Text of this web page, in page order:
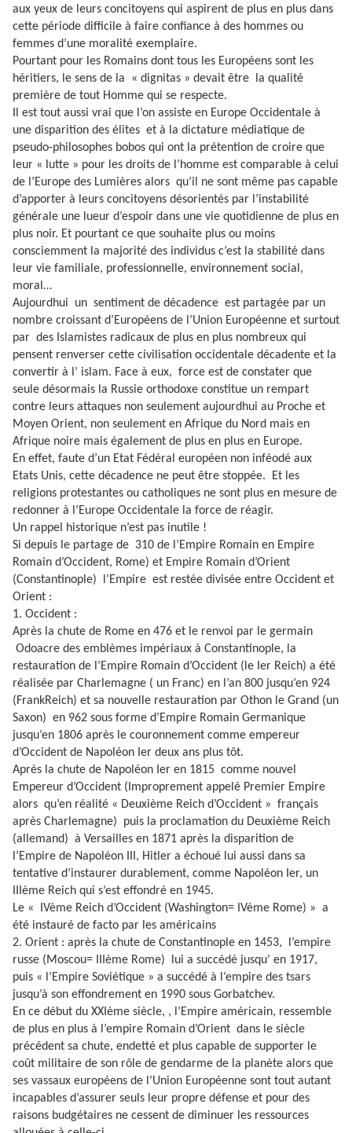
aux yeux de leurs concitoyens qui aspirent de plus en plus dans
cette période difficile à faire confiance à des hommes ou
femmes d’une moralité exemplaire.
Pourtant pour les Romains dont tous les Européens sont les
héritiers, le sens de la
« dignitas » devait être
la qualité
première de tout Homme qui se respecte.
Il est tout aussi vrai que l’on assiste en Europe Occidentale à
une disparition des élites et à la dictature médiatique de
pseudo-philosophes bobos qui ont la prétention de croire que
leur « lutte » pour les droits de l’homme est comparable à celui
de l’Europe des Lumières alors qu’il ne sont même pas capable
d’apporter à leurs concitoyens désorientés par l’instabilité
générale une lueur d’espoir dans une vie quotidienne de plus en
plus noir. Et pourtant ce que souhaite plus ou moins
consciemment la majorité des individus c’est la stabilité dans
leur vie familiale, professionnelle, environnement social,
moral…
Aujourdhui
un sentiment de décadence est partagée par un
nombre croissant d’Européens de l’Union Européenne et surtout
par des Islamistes radicaux de plus en plus nombreux qui
pensent renverser cette civilisation occidentale décadente et la
convertir à l’ islam. Face à eux, force est de constater que
seule désormais la Russie orthodoxe constitue un rempart
contre leurs attaques non seulement aujourdhui au Proche et
Moyen Orient, non seulement en Afrique du Nord mais en
Afrique noire mais également de plus en plus en Europe.
En effet, faute d’un Etat Fédéral européen non inféodé aux
Etats Unis, cette décadence ne peut être stoppée.
Et les
religions protestantes ou catholiques ne sont plus en mesure de
redonner à l’Europe Occidentale la force de réagir.
Un rappel historique n’est pas inutile !
Si depuis le partage de 310 de l’Empire Romain en Empire
Romain d’Occident, Rome) et Empire Romain d’Orient
(Constantinople)
l’Empire est restée divisée entre Occident et
Orient :
1. Occident :
Après la chute de Rome en 476 et le renvoi par le germain
Odoacre des emblèmes impériaux à Constantinople, la
restauration de l’Empire Romain d’Occident (le Ier Reich) a été
réalisée par Charlemagne ( un Franc) en l’an 800 jusqu’en 924
(FrankReich) et sa nouvelle restauration par Othon le Grand (un
Saxon) en 962 sous forme d’Empire Romain Germanique
jusqu’en 1806 après le couronnement comme empereur
d’Occident de Napoléon Ier deux ans plus tôt.
Après la chute de Napoléon Ier en 1815 comme nouvel
Empereur d’Occident (Improprement appelé Premier Empire
alors qu’en réalité « Deuxième Reich d’Occident » français
après Charlemagne)
puis la proclamation du Deuxième Reich
(allemand) à Versailles en 1871 après la disparition de
l’Empire de Napoléon III, Hitler a échoué lui aussi dans sa
tentative d’instaurer durablement, comme Napoléon Ier, un
IIIème Reich qui s’est effondré en 1945.
Le « IVème Reich d’Occident (Washington= IVème Rome) » a
été instauré de facto par les américains
2. Orient : après la chute de Constantinople en 1453,
l’empire
russe (Moscou= IIIème Rome)
lui a succédé jusqu’ en 1917,
puis « l’Empire Soviétique » a succédé à l’empire des tsars
jusqu’à son effondrement en 1990 sous Gorbatchev.
En ce début du XXIème siècle, , l’Empire américain, ressemble
de plus en plus à l’empire Romain d’Orient dans le siècle
précédent sa chute, endetté et plus capable de supporter le
coût militaire de son rôle de gendarme de la planète alors que
ses vassaux européens de l’Union Européenne sont tout autant
incapables d’assurer seuls leur propre défense et pour des
raisons budgétaires ne cessent de diminuer les ressources